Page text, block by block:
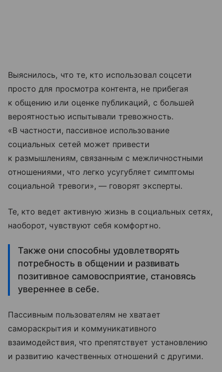
Выяснилось, что те, кто использовал соцсети
просто для просмотра контента, не прибегая
к общению или оценке публикаций, с большей
вероятностью испытывали тревожность.
«В частности, пассивное использование
социальных сетей может привести
к размышлениям, связанным с межличностными
отношениями, что легко усугубляет симптомы
социальной тревоги», — говорят эксперты.
Те, кто ведет активную жизнь в социальных сетях,
наоборот, чувствуют себя комфортно.
Также они способны удовлетворять
потребность в общении и развивать
позитивное самовосприятие, становясь
увереннее в себе.
Пассивным пользователям не хватает
самораскрытия и коммуникативного
взаимодействия, что препятствует установлению
и развитию качественных отношений с другими.